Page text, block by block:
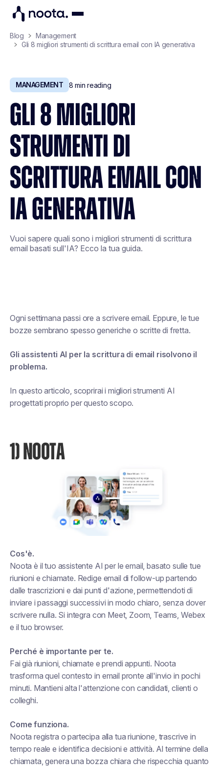
Blog
Management
Gli 8 migliori strumenti di scrittura email con IA generativa
MANAGEMENT 8 min reading
GLI 8 MIGLIORI
STRUMENTI DI
SCRITTURA EMAIL CON
IA GENERATIVA
Vuoi sapere quali sono i migliori strumenti di scrittura
email basati sull'IA? Ecco la tua guida.
Ogni settimana passi ore a scrivere email. Eppure, le tue
bozze sembrano spesso generiche o scritte di fretta.
Gli assistenti AI per la scrittura di email risolvono il
problema.
In questo articolo, scoprirai i migliori strumenti AI
progettati proprio per questo scopo.
1) NOOTA
Cos'è.
Noota è il tuo assistente AI per le email, basato sulle tue
riunioni e chiamate. Redige email di follow-up partendo
dalle trascrizioni e dai punti d'azione, permettendoti di
inviare i passaggi successivi in modo chiaro, senza dover
scrivere nulla. Si integra con Meet, Zoom, Teams, Webex
e il tuo browser.
Perché è importante per te.
Fai già riunioni, chiamate e prendi appunti. Noota
trasforma quel contesto in email pronte all'invio in pochi
minuti. Mantieni alta l'attenzione con candidati, clienti o
colleghi.
Come funziona.
Noota registra o partecipa alla tua riunione, trascrive in
tempo reale e identifica decisioni e attività. Al termine della
chiamata, genera una bozza chiara che rispecchia quanto